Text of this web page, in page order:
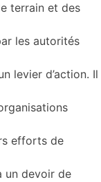
terrain et des
les autorités
levier d’action. Il
efforts de
un devoir de